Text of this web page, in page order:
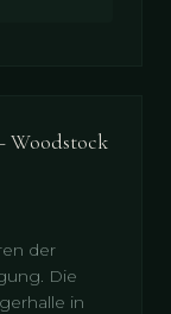
Woodstock
der
Die
in